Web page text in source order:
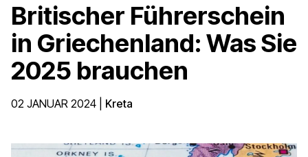
Britischer Führerschein
in Griechenland: Was Sie
2025 brauchen
02 JANUAR 2024 Kreta